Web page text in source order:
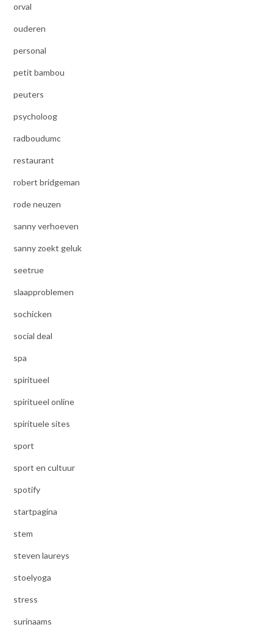
orval
ouderen
personal
petit bambou
peuters
psycholoog
radboudumc
restaurant
robert bridgeman
rode neuzen
sanny verhoeven
sanny zoekt geluk
seetrue
slaapproblemen
sochicken
social deal
spa
spiritueel
spiritueel online
spirituele sites
sport
sport en cultuur
spotify
startpagina
stem
steven laureys
stoelyoga
stress
surinaams